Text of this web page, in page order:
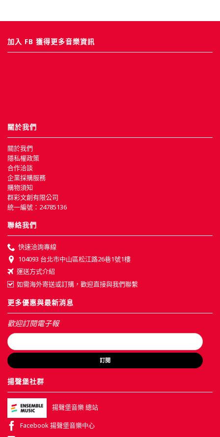
加入 FB 獲得更多音樂資訊
關於我們
關於我們
隱私權政策
合作洽談
企業採購服務
購物須知
群彩文創有限公司
統一編號：24785136
聯絡我們
快速洽詢專線
104093 台北市中山區松江路26巷1號1樓
運送方式介紹
如需海外寄送或訂購，歡迎直接與我們聯繫
更多優惠與最新消息
歡迎訂閱電子報
訂閱
揚聲堡社群
揚聲堡音樂 總站
Facebook 揚聲堡音樂中心